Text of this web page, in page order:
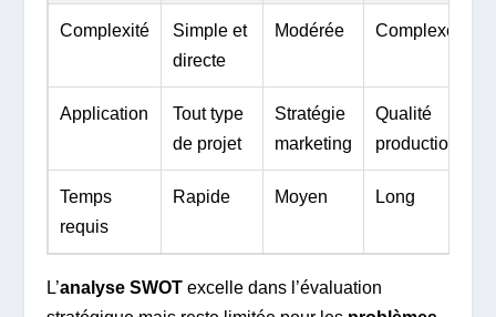
Complexité
Simple et
directe
Modérée Complexe
Application
Tout type
de projet
Stratégie
marketing
Qualité
production
Temps
requis
Rapide Moyen Long
L’analyse SWOT excelle dans l’évaluation